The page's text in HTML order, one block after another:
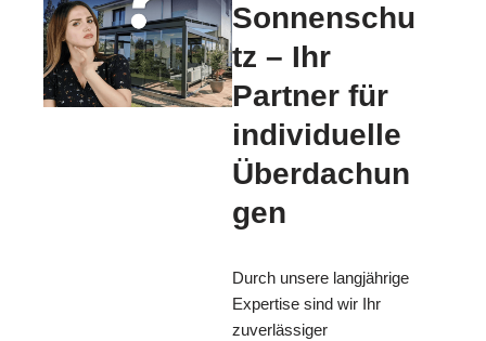
Sonnenschu
tz – Ihr
Partner für
individuelle
Überdachun
gen
Durch unsere langjährige
Expertise sind wir Ihr
zuverlässiger